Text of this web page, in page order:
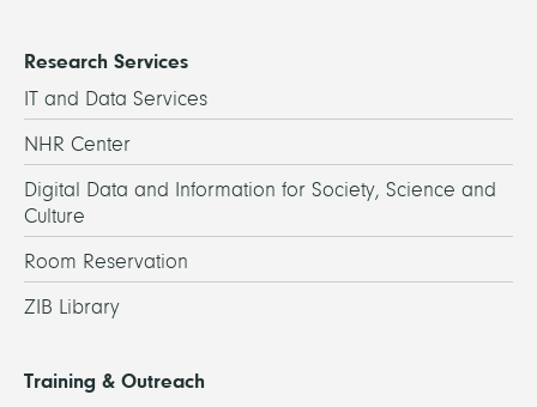
Research Services
IT and Data Services
NHR Center
Digital Data and Information for Society, Science and
Culture
Room Reservation
ZIB Library
Training & Outreach